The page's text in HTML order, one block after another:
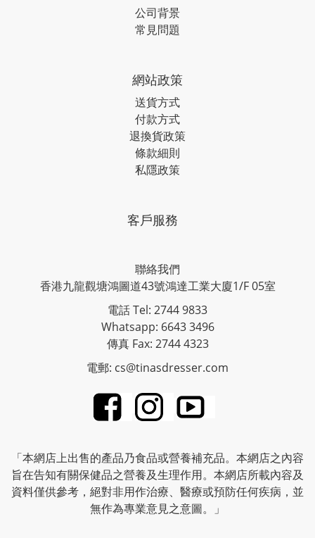
公司背景
常見問題
網站政策
送貨方式
付款方式
退換貨政策
條款細則
私隱政策
客戶服務
聯絡我們
香港九龍觀塘鴻圖道43號鴻達工業大廈1/F 05室
電話 Tel: 2744 9833
Whatsapp: 6643 3496
傳真 Fax: 2744 4323
電郵: cs@tinasdresser.com
「本網店上出售的產品乃食品或營養補充品。本網店之內容
旨在告知有關保健品之營養及生理作用。本網店所載內容及
資料僅供參考，絕對非用作治療、醫療或預防任何疾病，並
無作為專業意見之意圖。」